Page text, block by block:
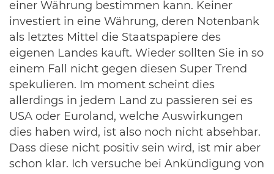
einer Währung bestimmen kann. Keiner
investiert in eine Währung, deren Notenbank
als letztes Mittel die Staatspapiere des
eigenen Landes kauft. Wieder sollten Sie in so
einem Fall nicht gegen diesen Super Trend
spekulieren. Im moment scheint dies
allerdings in jedem Land zu passieren sei es
USA oder Euroland, welche Auswirkungen
dies haben wird, ist also noch nicht absehbar.
Dass diese nicht positiv sein wird, ist mir aber
schon klar. Ich versuche bei Ankündigung von